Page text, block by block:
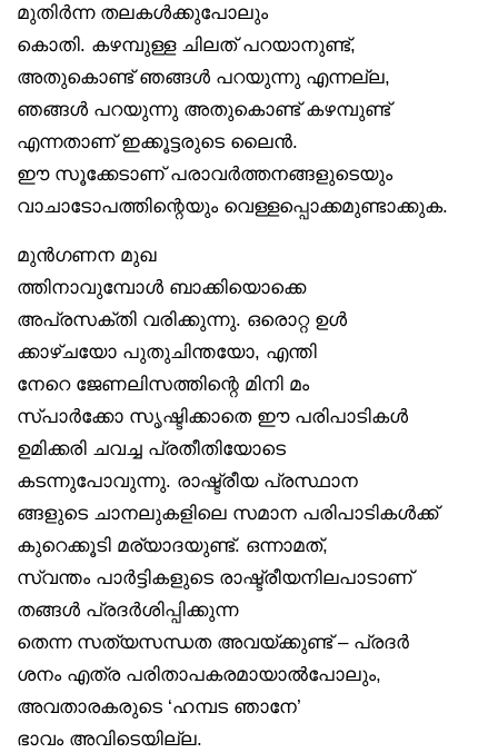
മുതിർന്ന തലകൾക്കുപോലും
കൊതി. കഴമ്പുള്ള ചിലത് പറയാനുണ്ട്,
അതുകൊണ്ട് ഞങ്ങൾ പറയുന്നു എന്നല്ല,
ഞങ്ങൾ പറയുന്നു അതുകൊണ്ട് കഴമ്പുണ്ട്
എന്നതാണ് ഇക്കൂട്ടരുടെ ലൈൻ.
ഈ സൂക്കേടാണ് പരാവർത്തനങ്ങളുടെയും
വാചാടോപത്തിന്റെയും വെള്ളപ്പൊക്കമുണ്ടാക്കുക.
മുൻഗണന മുഖ
ത്തിനാവുമ്പോൾ ബാക്കിയൊക്കെ
അപ്രസക്തി വരിക്കുന്നു. ഒരൊറ്റ ഉൾ
ക്കാഴ്ചയോ പുതുചിന്തയോ, എന്തി
നേറെ ജേണലിസത്തിന്റെ മിനി മം
സ്പാർക്കോ സൃഷ്ടിക്കാതെ ഈ പരിപാടികൾ
ഉമിക്കരി ചവച്ച പ്രതീതിയോടെ
കടന്നുപോവുന്നു. രാഷ്ട്രീയ പ്രസ്ഥാന
ങ്ങളുടെ ചാനലുകളിലെ സമാന പരിപാടികൾക്ക്
കുറെക്കൂടി മര്യാദയുണ്ട്. ഒന്നാമത്,
സ്വന്തം പാർട്ടികളുടെ രാഷ്ട്രീയനിലപാടാണ്
തങ്ങൾ പ്രദർശിപ്പിക്കുന്ന
തെന്ന സത്യസന്ധത അവയ്ക്കുണ്ട് – പ്രദർ
ശനം എത്ര പരിതാപകരമായാൽപോലും,
അവതാരകരുടെ ‘ഹമ്പട ഞാനേ’
ഭാവം അവിടെയില്ല.